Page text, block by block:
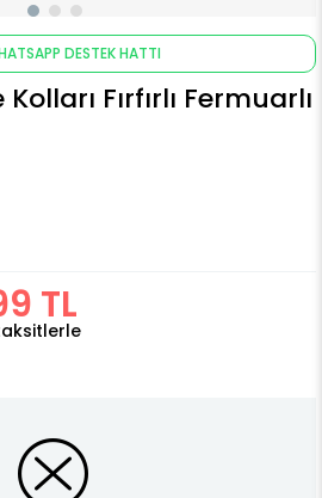
DESTEK HATTI
Fırfırlı Fermuarlı
TL